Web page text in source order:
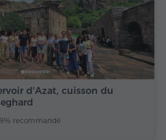
d'Azat, cuisson du
recommandé